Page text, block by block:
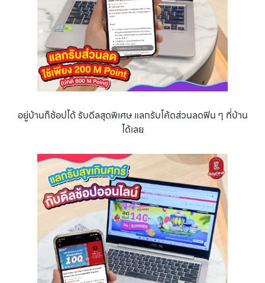
อยู่บ้านก็ช้อปได้ รับดีลสุดพิเศษ แลกรับโค้ดส่วนลดฟิน ๆ ที่บ้าน
ได้เลย